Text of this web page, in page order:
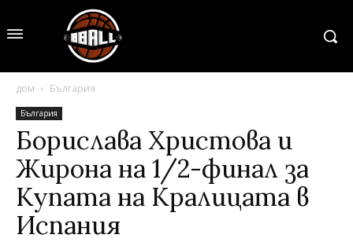
дом България
България
Борислава Христова и
Жирона на 1/2-финал за
Купата на Кралицата в
Испания